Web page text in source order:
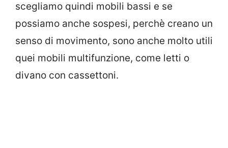
scegliamo quindi mobili bassi e se
possiamo anche sospesi, perchè creano un
senso di movimento, sono anche molto utili
quei mobili multifunzione, come letti o
divano con cassettoni.